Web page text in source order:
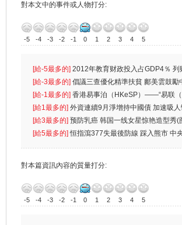
對本文中的事件或人物打分:
-5 -4 -3 -2 -1 0 1 2 3 4 5
[給-5最多的] 2012年教育财政投入占GDP4％ 列
首位
[給-3最多的] 倡議三查優化精準扶貧 鄺美雲鼓勵
生
[給-1最多的] 香港易事泊（HKeSP）——“易联
k）”项目
[給1最多的] 外資連續9月淨增持中國債 加速吸
[給3最多的] 预防乳癌 韩国一线女星惊艳造型秀(
[給5最多的]恒指瀉377失最後防線 踩入熊市 中
對本篇資訊內容的質量打分:
-5 -4 -3 -2 -1 0 1 2 3 4 5